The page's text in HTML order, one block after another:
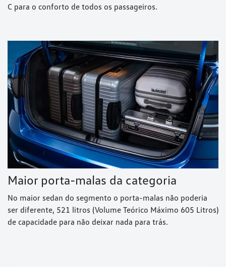
C para o conforto de todos os passageiros.
Maior porta-malas da categoria
No maior sedan do segmento o porta-malas não poderia
ser diferente, 521 litros (Volume Teórico Máximo 605 Litros)
de capacidade para não deixar nada para trás.